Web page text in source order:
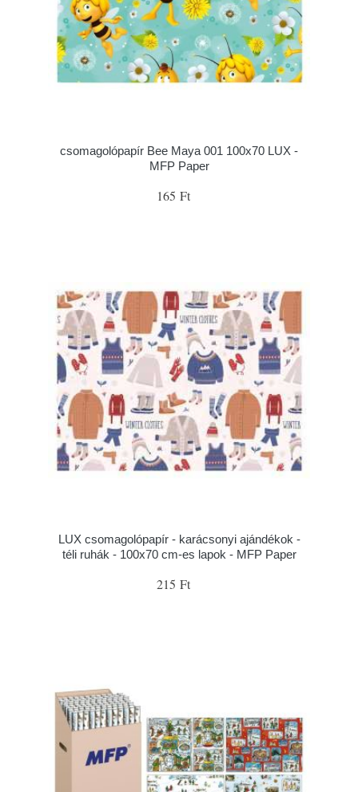
csomagolópapír Bee Maya 001 100x70 LUX -
MFP Paper
165 Ft
LUX csomagolópapír - karácsonyi ajándékok -
téli ruhák - 100x70 cm-es lapok - MFP Paper
215 Ft